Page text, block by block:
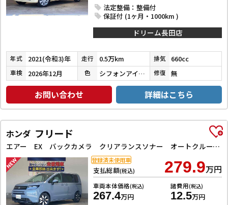
法定整備：整備付
保証付 (1ヶ月・1000km )
ドリーム長田店
年式 2021(令和3)年 走行 0.5万km 排気 660cc
車検 2026年12月 色 シフォンアイボリーメタリック 修復 無
お問い合わせ 詳細はこちら
ホンダ フリード
エアー EX バックカメラ クリアランスソナー オートクルーズコントロール レーンアシスト 衝突被害軽減システム 両側電動スライドドア オートライト LEDヘッドランプ スマートキー 電動格納ミラー シートヒーター
支払総額(税込) 279.9万円
車両本体価格(税込)
267.4万円
諸費用(税込)
12.5万円
登録済未使用車